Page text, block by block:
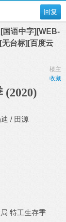
回复
国语中字][WEB-
台标][百度云
楼主
收藏
(2020)
/ 田源
特工生存季